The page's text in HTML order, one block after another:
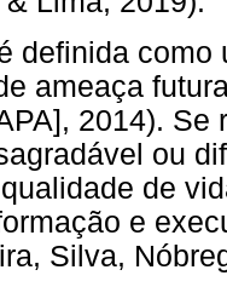
definida
ameaça
2014). Se
ou
de
e
Silva,